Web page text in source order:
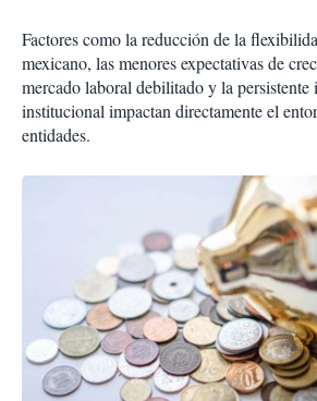
Factores como la reducción de la
mexicano, las menores expectativas de
mercado laboral debilitado y la persistente
institucional impactan directamente el
entidades.